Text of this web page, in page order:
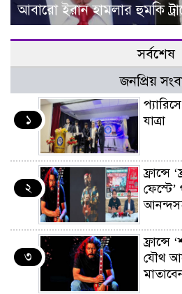
আবারো ইরান হামলার হুমকি
সর্বশেষ
জনপ্রিয়
১
যাত্রা
২
ফ্রান্সে
৩
যৌথ